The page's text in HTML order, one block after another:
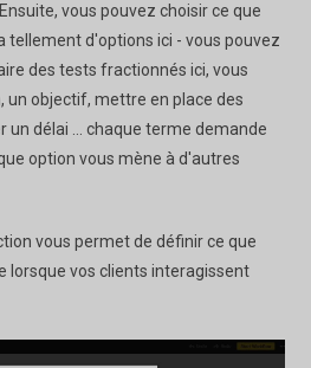
vous pouvez choisir ce que
tellement d'options ici - vous pouvez
des tests fractionnés ici, vous
un objectif, mettre en place des
un délai ... chaque terme demande
option vous mène à d'autres
vous permet de définir ce que
lorsque vos clients interagissent